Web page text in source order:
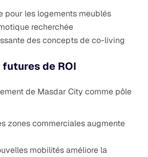
pour les logements meublés
recherchée
des concepts de co-living
de ROI
de Masdar City comme pôle
zones commerciales augmente
mobilités améliore la